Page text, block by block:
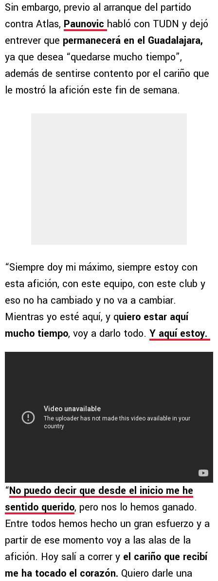
Sin embargo, previo al arranque del partido
contra Atlas, Paunovic habló con TUDN y dejó
entrever que permanecerá en el Guadalajara,
ya que desea “quedarse mucho tiempo”,
además de sentirse contento por el cariño que
le mostró la afición este fin de semana.
“Siempre doy mi máximo, siempre estoy con
esta afición, con este equipo, con este club y
eso no ha cambiado y no va a cambiar.
Mientras yo esté aquí, y quiero estar aquí
mucho tiempo, voy a darlo todo. Y aquí estoy.
“No puedo decir que desde el inicio me he
sentido querido, pero nos lo hemos ganado.
Entre todos hemos hecho un gran esfuerzo y a
partir de ese momento voy a las alas de la
afición. Hoy salí a correr y el cariño que recibí
me ha tocado el corazón. Quiero darle una